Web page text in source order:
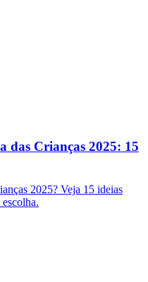
das Crianças 2025: 15
2025? Veja 15 ideias